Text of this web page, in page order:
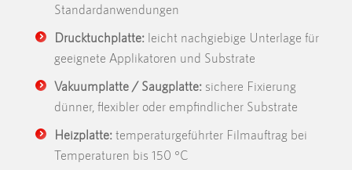
Standardanwendungen
Drucktuchplatte: leicht nachgiebige Unterlage für
geeignete Applikatoren und Substrate
Vakuumplatte / Saugplatte: sichere Fixierung
dünner, flexibler oder empfindlicher Substrate
Heizplatte: temperaturgeführter Filmauftrag bei
Temperaturen bis 150 °C